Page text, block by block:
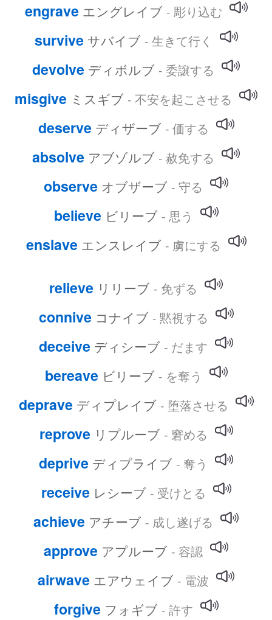
engrave エングレイブ - 彫り込む
survive サバイブ - 生きて行く
devolve ディボルブ - 委譲する
misgive ミスギブ - 不安を起こさせる
deserve ディザーブ - 価する
absolve アブゾルブ - 赦免する
observe オブザーブ - 守る
believe ビリーブ - 思う
enslave エンスレイブ - 虜にする
relieve リリーブ - 免ずる
connive コナイブ - 黙視する
deceive ディシーブ - だます
bereave ビリーブ - を奪う
deprave ディプレイブ - 堕落させる
reprove リプルーブ - 窘める
deprive ディプライブ - 奪う
receive レシーブ - 受けとる
achieve アチーブ - 成し遂げる
approve アプルーブ - 容認
airwave エアウェイブ - 電波
forgive フォギブ - 許す